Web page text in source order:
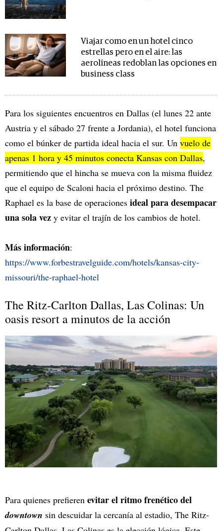
Viajar como en un hotel cinco
estrellas pero en el aire: las
aerolíneas redoblan las opciones en
business class
Para los siguientes encuentros en Dallas (el lunes 22 ante
Austria y el sábado 27 frente a Jordania), el hotel funciona
como el búnker de partida ideal hacia el sur. Un vuelo de
apenas 1 hora y 45 minutos conecta Kansas con Dallas,
permitiendo que el hincha se mueva con la misma fluidez
que el equipo de Scaloni hacia el próximo destino. The
Raphael es la base de operaciones ideal para desempacar
una sola vez y evitar el trajín de los cambios de hotel.
Más información:
https://www.forbestravelguide.com/hotels/kansas-city-
missouri/the-raphael-hotel
The Ritz-Carlton Dallas, Las Colinas: Un
oasis resort a minutos de la acción
Para quienes prefieren evitar el ritmo frenético del
downtown sin descuidar la cercanía al estadio, The Ritz-